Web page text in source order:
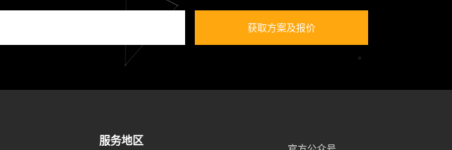
获取方案及报价
服务地区